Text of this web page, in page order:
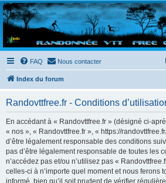
Randovttfree.fr
Bienvenue sur le site des randos vtt et pédestre de
et bonnes randos dans l'Ouest !
FAQ Nous contacter
Index du forum
Randovttfree.fr - Conditions
En accédant à « Randovttfree.fr » (désigné ci-
« nos », « Randovttfree.fr », « https://
d’être légalement responsable des conditions
pas d’être légalement responsable de toutes les
n’accédez pas et/ou n’utilisez pas «
celles-ci à n’importe quel moment et nous ferons
informé, bien qu’il soit prudent de vérifier